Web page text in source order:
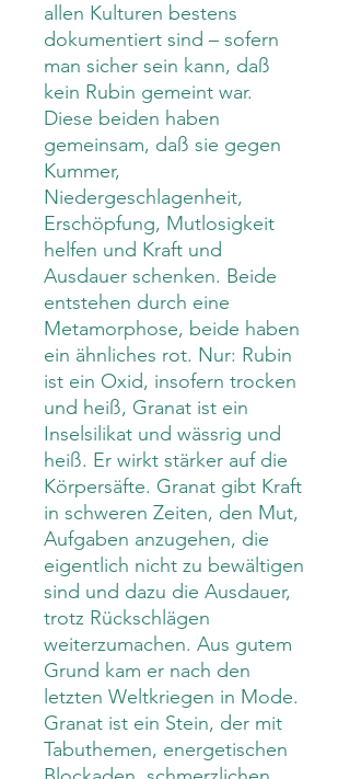
allen Kulturen bestens
dokumentiert sind – sofern
man sicher sein kann, daß
kein Rubin gemeint war.
Diese beiden haben
gemeinsam, daß sie gegen
Kummer,
Niedergeschlagenheit,
Erschöpfung, Mutlosigkeit
helfen und Kraft und
Ausdauer schenken. Beide
entstehen durch eine
Metamorphose, beide haben
ein ähnliches rot. Nur: Rubin
ist ein Oxid, insofern trocken
und heiß, Granat ist ein
Inselsilikat und wässrig und
heiß. Er wirkt stärker auf die
Körpersäfte. Granat gibt Kraft
in schweren Zeiten, den Mut,
Aufgaben anzugehen, die
eigentlich nicht zu bewältigen
sind und dazu die Ausdauer,
trotz Rückschlägen
weiterzumachen. Aus gutem
Grund kam er nach den
letzten Weltkriegen in Mode.
Granat ist ein Stein, der mit
Tabuthemen, energetischen